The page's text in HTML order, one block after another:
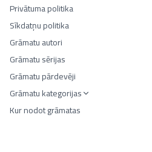
Privātuma politika
Sīkdatņu politika
Grāmatu autori
Grāmatu sērijas
Grāmatu pārdevēji
Grāmatu kategorijas
Kur nodot grāmatas